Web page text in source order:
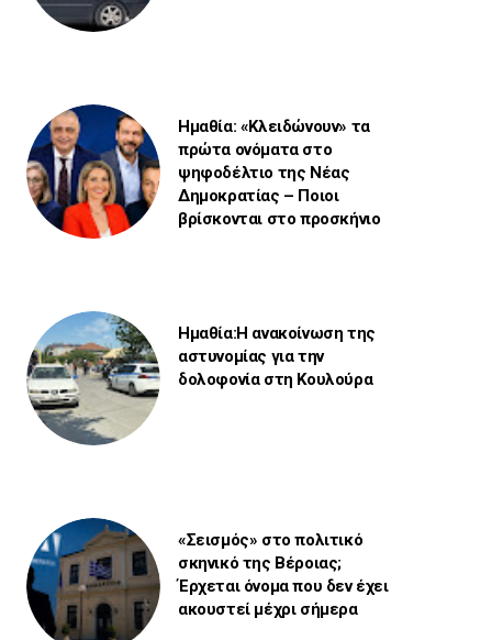
Ημαθία: «Κλειδώνουν» τα
πρώτα ονόματα στο
ψηφοδέλτιο της Νέας
Δημοκρατίας – Ποιοι
βρίσκονται στο προσκήνιο
Ημαθία:Η ανακοίνωση της
αστυνομίας για την
δολοφονία στη Κουλούρα
«Σεισμός» στο πολιτικό
σκηνικό της Βέροιας;
Έρχεται όνομα που δεν έχει
ακουστεί μέχρι σήμερα